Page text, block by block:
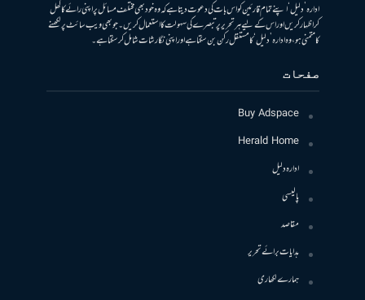
ادارہ ’دلیل‘ اپنے تمام قارئین کو اس بات کی دعوت دیتا ہے کہ وہ خود بھی مختلف مسائل پر اپنی رائے کا کھل
کر اظہار کریں اور اس کے لیے ہر تحریر پر تبصرے کی سہولت کا استعمال کریں۔ جو بھی ویب سائٹ پر لکھنے
کا متمنی ہو، وہ ادارہ ’دلیل‘ کا مستقل رکن بن سکتا ہے اور اپنی نگارشات شامل کرسکتا ہے۔
صفحات
Buy Adspace
Herald Home
ادارہ دلیل
پالیسی
مقاصد
ہدایات برائے تحریر
ہمارے لکھاری